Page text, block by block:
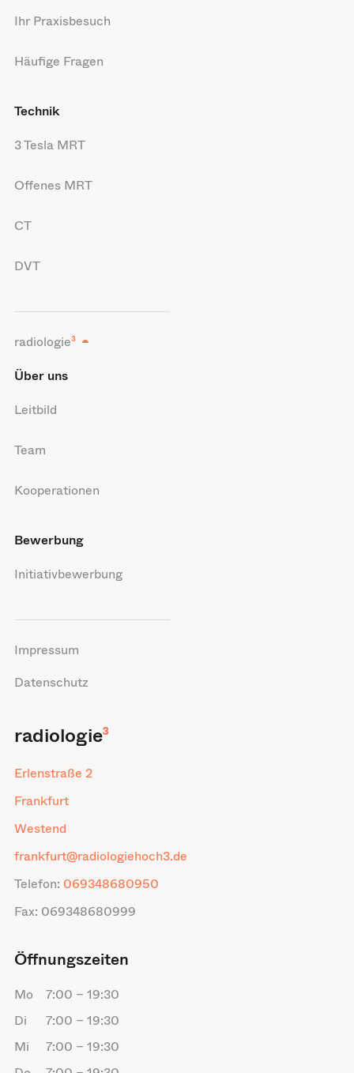
Ihr Praxisbesuch
Häufige Fragen
Technik
3 Tesla MRT
Offenes MRT
CT
DVT
radiologie³
Über uns
Leitbild
Team
Kooperationen
Bewerbung
Initiativbewerbung
Impressum
Datenschutz
radiologie³
Erlenstraße 2
Frankfurt
Westend
frankfurt@radiologiehoch3.de
Telefon: 069348680950
Fax: 069348680999
Öffnungszeiten
Mo 7:00 – 19:30
Di
7:00 – 19:30
Mi
7:00 – 19:30